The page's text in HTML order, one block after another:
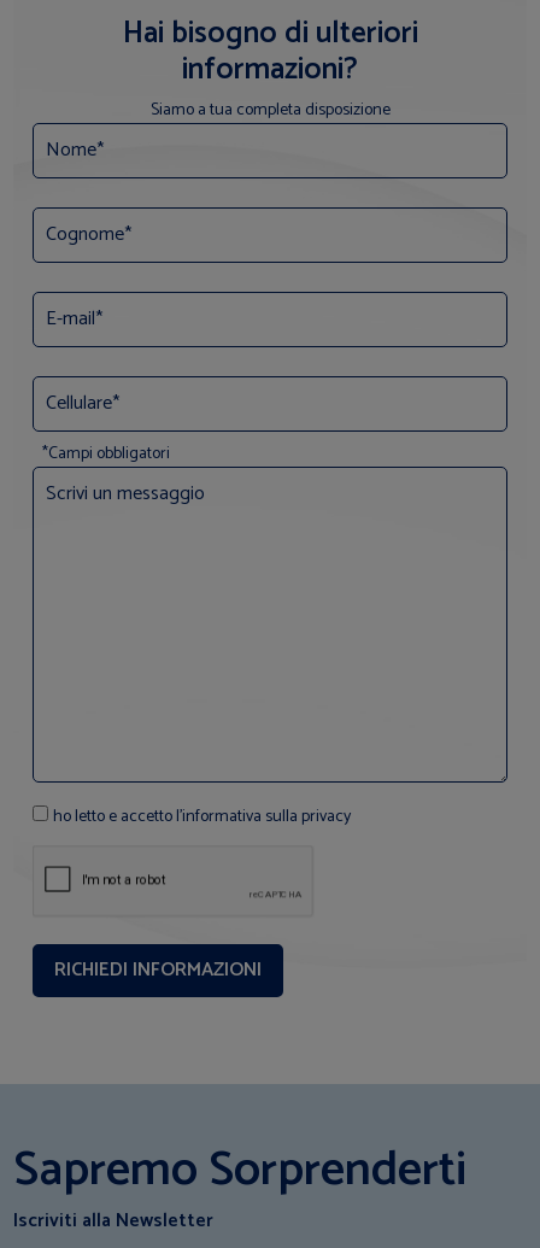
Hai bisogno di ulteriori
informazioni?
Siamo a tua completa disposizione
*Campi obbligatori
ho letto e accetto l'informativa sulla privacy
Sapremo Sorprenderti
Iscriviti alla Newsletter